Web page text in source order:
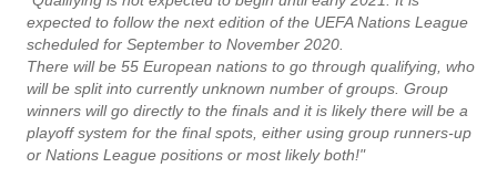
expected to follow the next edition of the UEFA Nations League
scheduled for September to November 2020.
There will be 55 European nations to go through qualifying, who
will be split into currently unknown number of groups. Group
winners will go directly to the finals and it is likely there will be a
playoff system for the final spots, either using group runners-up
or Nations League positions or most likely both!"